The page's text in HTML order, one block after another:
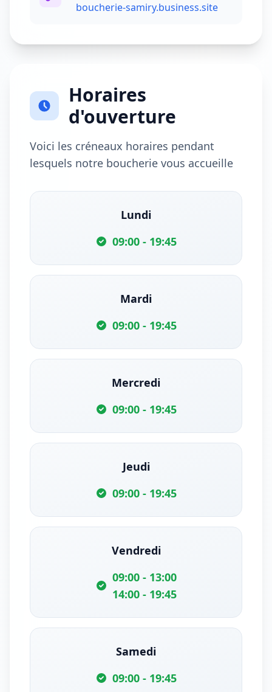
boucherie-samiry.business.site
Horaires
d'ouverture
Voici les créneaux horaires pendant
lesquels notre boucherie vous accueille
Lundi
09:00 - 19:45
Mardi
09:00 - 19:45
Mercredi
09:00 - 19:45
Jeudi
09:00 - 19:45
Vendredi
09:00 - 13:00
14:00 - 19:45
Samedi
09:00 - 19:45